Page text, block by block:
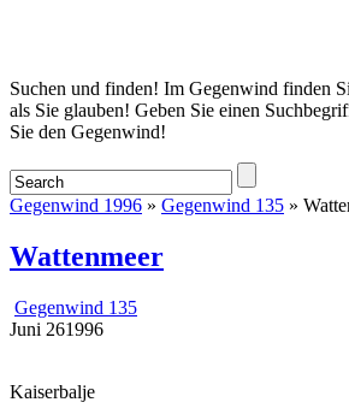
Startseite
Suchen und finden! Im Gegenwind finden
als Sie glauben! Geben Sie einen
Sie den Gegenwind!
Gegenwind 1996 » Gegenwind 135 »
Wattenmeer
Gegenwind 135
Juni 261996
Kaiserbalje